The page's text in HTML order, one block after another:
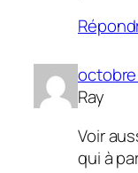
octobre
Ray
Voir
qui à